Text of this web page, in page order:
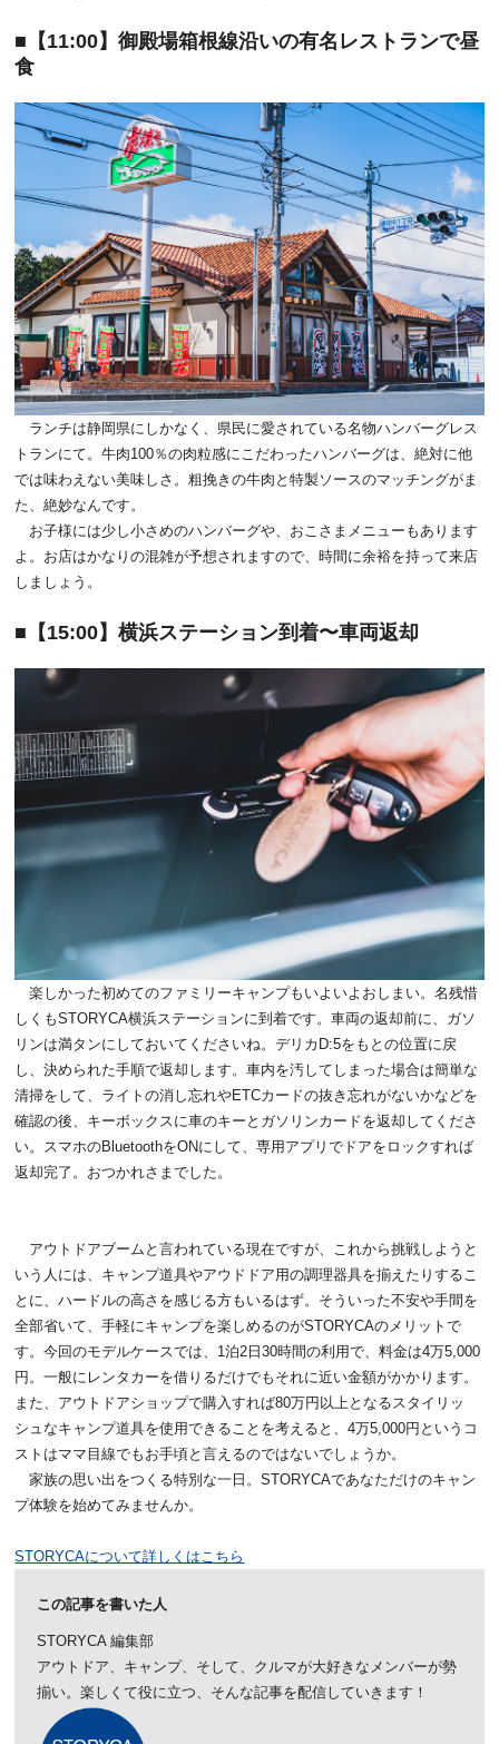
【11:00】御殿場箱根線沿いの有名レストランで昼
食
ランチは静岡県にしかなく、県民に愛されている名物ハンバーグレス
トランにて。牛肉100％の肉粒感にこだわったハンバーグは、絶対に他
では味わえない美味しさ。粗挽きの牛肉と特製ソースのマッチングがま
た、絶妙なんです。
お子様には少し小さめのハンバーグや、おこさまメニューもあります
よ。お店はかなりの混雑が予想されますので、時間に余裕を持って来店
しましょう。
【15:00】横浜ステーション到着〜車両返却
楽しかった初めてのファミリーキャンプもいよいよおしまい。名残惜
しくもSTORYCA横浜ステーションに到着です。車両の返却前に、ガソ
リンは満タンにしておいてくださいね。デリカD:5をもとの位置に戻
し、決められた手順で返却します。車内を汚してしまった場合は簡単な
清掃をして、ライトの消し忘れやETCカードの抜き忘れがないかなどを
確認の後、キーボックスに車のキーとガソリンカードを返却してくださ
い。スマホのBluetoothをONにして、専用アプリでドアをロックすれば
返却完了。おつかれさまでした。
アウトドアブームと言われている現在ですが、これから挑戦しようと
いう人には、キャンプ道具やアウドドア用の調理器具を揃えたりするこ
とに、ハードルの高さを感じる方もいるはず。そういった不安や手間を
全部省いて、手軽にキャンプを楽しめるのがSTORYCAのメリットで
す。今回のモデルケースでは、1泊2日30時間の利用で、料金は4万5,000
円。一般にレンタカーを借りるだけでもそれに近い金額がかかります。
また、アウトドアショップで購入すれば80万円以上となるスタイリッ
シュなキャンプ道具を使用できることを考えると、4万5,000円というコ
ストはママ目線でもお手頃と言えるのではないでしょうか。
家族の思い出をつくる特別な一日。STORYCAであなただけのキャン
プ体験を始めてみませんか。
STORYCAについて詳しくはこちら
この記事を書いた人
STORYCA 編集部
アウトドア、キャンプ、そして、クルマが大好きなメンバーが勢
揃い。楽しくて役に立つ、そんな記事を配信していきます！